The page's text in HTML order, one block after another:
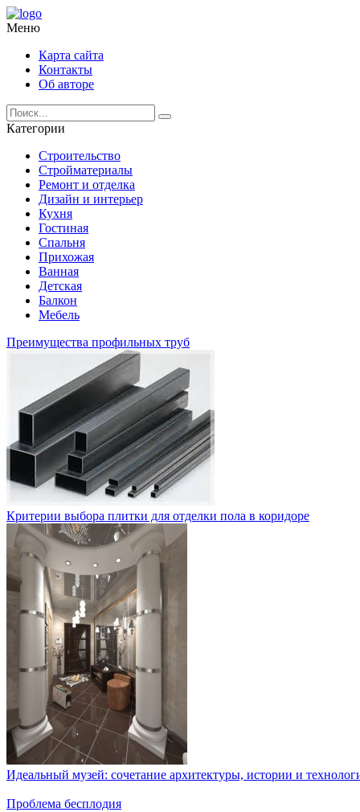
Меню
Карта сайта
Контакты
Об авторе
Категории
Строительство
Стройматериалы
Ремонт и отделка
Дизайн и интерьер
Кухня
Гостиная
Спальня
Прихожая
Ванная
Детская
Балкон
Мебель
Преимущества профильных труб
Критерии выбора плитки для отделки пола в коридоре
Идеальный музей: сочетание архитектуры, истории и
Проблема бесплодия